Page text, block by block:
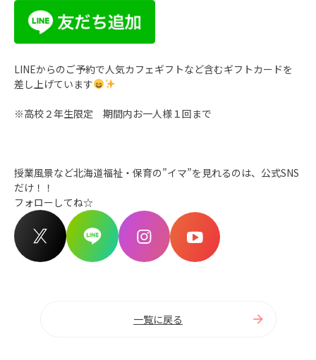
LINEからのご予約で人気カフェギフトなど含むギフトカードを
差し上げています
※高校２年生限定 期間内お一人様１回まで
授業風景など北海道福祉・保育の”イマ”を見れるのは、 公式SNS
だけ！！
フォローしてね☆
一覧に戻る